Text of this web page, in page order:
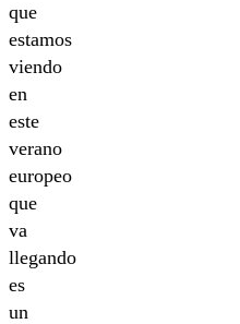
que
estamos
viendo
en
este
verano
europeo
que
va
llegando
es
un